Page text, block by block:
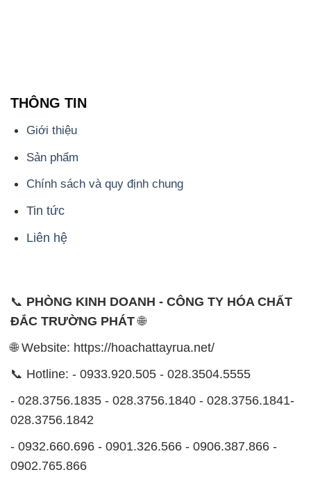
THÔNG TIN
Giới thiệu
Sản phẩm
Chính sách và quy định chung
Tin tức
Liên hệ
📞 PHÒNG KINH DOANH - CÔNG TY HÓA CHẤT
ĐẮC TRƯỜNG PHÁT🌐
🌐 Website: https://hoachattayrua.net/
📞 Hotline: - 0933.920.505 - 028.3504.5555
- 028.3756.1835 - 028.3756.1840 - 028.3756.1841-
028.3756.1842
- 0932.660.696 - 0901.326.566 - 0906.387.866 -
0902.765.866